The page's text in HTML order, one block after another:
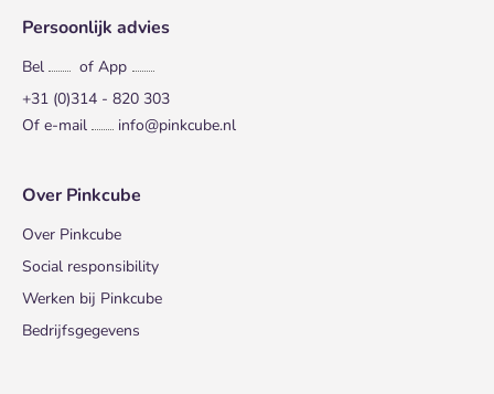
Persoonlijk advies
Bel
of App
+31 (0)314 - 820 303
Of e-mail
info@pinkcube.nl
Over Pinkcube
Over Pinkcube
Social responsibility
Werken bij Pinkcube
Bedrijfsgegevens